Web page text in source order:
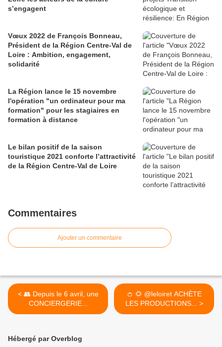
s’engagent
Vœux 2022 de François Bonneau,
Président de la Région Centre-Val de
Loire : Ambition, engagement,
solidarité
La Région lance le 15 novembre
l'opération "un ordinateur pour ma
formation" pour les stagiaires en
formation à distance
Le bilan positif de la saison
touristique 2021 conforte l’attractivité
de la Région Centre-Val de Loire
Commentaires
Ajouter un commentaire
< 👥 Depuis le 6 avril, une
CONCIERGERIE...
👛 🌻 @leloiret ACHÈTE
LES PRODUCTIONS... >
Hébergé par Overblog